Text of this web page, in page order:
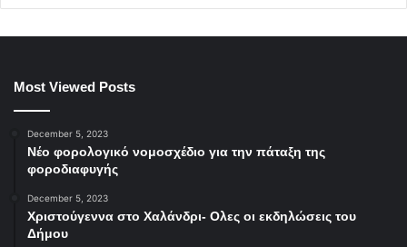
Most Viewed Posts
December 5, 2023
Νέο φορολογικό νομοσχέδιο για την πάταξη της
φοροδιαφυγής
December 5, 2023
Χριστούγεννα στο Χαλάνδρι- Ολες οι εκδηλώσεις του
Δήμου